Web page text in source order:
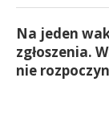
Na jeden
zgłoszenia.
nie